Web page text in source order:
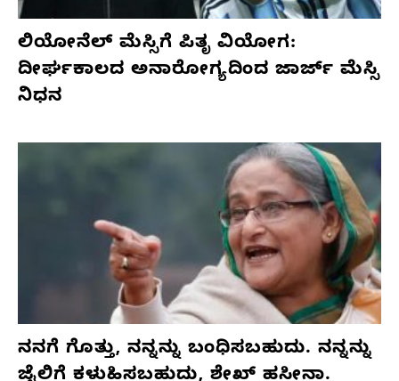
ಲಿಯೋನೆಲ್ ಮೆಸ್ಸಿಗೆ ಪಿತೃ ವಿಯೋಗ:
ದೀರ್ಘಕಾಲದ ಅನಾರೋಗ್ಯದಿಂದ ಜಾರ್ಜ್ ಮೆಸ್ಸಿ
ನಿಧನ
ನನಗೆ ಗೊತ್ತು, ನನ್ನನ್ನು ಬಂಧಿಸಬಹುದು. ನನ್ನನ್ನು